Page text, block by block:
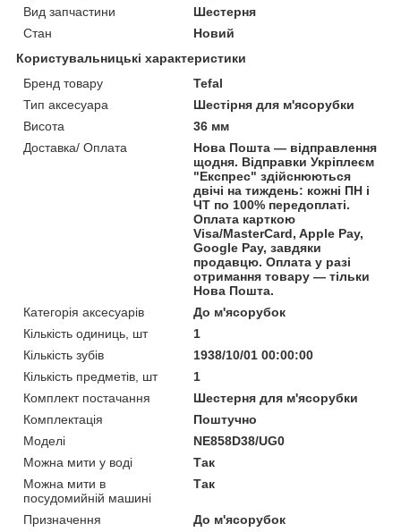
Вид запчастини
Шестерня
Стан
Новий
Користувальницькі характеристики
Бренд товару
Tefal
Тип аксесуара
Шестірня для м'ясорубки
Висота
36 мм
Доставка/ Оплата
Нова Пошта — відправлення
щодня. Відправки Укріплеєм
"Експрес" здійснюються
двічі на тиждень: кожні ПН і
ЧТ по 100% передоплаті.
Оплата карткою
Visa/MasterCard, Apple Pay,
Google Pay, завдяки
продавцю. Оплата у разі
отримання товару — тільки
Нова Пошта.
Категорія аксесуарів
До м'ясорубок
Кількість одиниць, шт
1
Кількість зубів
1938/10/01 00:00:00
Кількість предметів, шт
1
Комплект постачання
Шестерня для м'ясорубки
Комплектація
Поштучно
Моделі
NE858D38/UG0
Можна мити у воді
Так
Можна мити в
посудомийній машині
Так
Призначення
До м'ясорубок